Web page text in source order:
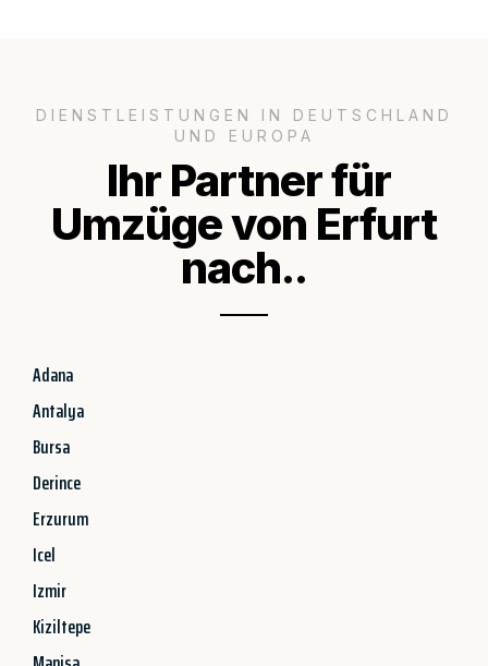
DIENSTLEISTUNGEN IN DEUTSCHLAND
UND EUROPA
Ihr Partner für
Umzüge von Erfurt
nach..
Adana
Antalya
Bursa
Derince
Erzurum
Icel
Izmir
Kiziltepe